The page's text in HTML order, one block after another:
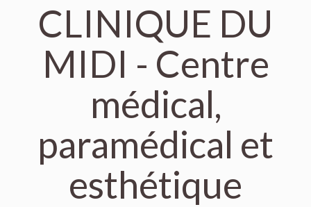
CLINIQUE DU
MIDI - Centre
médical,
paramédical et
esthétique